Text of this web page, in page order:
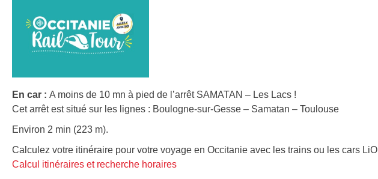
En car : A moins de 10 mn à pied de l’arrêt SAMATAN – Les Lacs !
Cet arrêt est situé sur les lignes : Boulogne-sur-Gesse – Samatan – Toulouse
Environ 2 min (223 m).
Calculez votre itinéraire pour votre voyage en Occitanie avec les trains ou les cars LiO
Calcul itinéraires et recherche horaires